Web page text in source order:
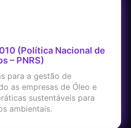
(Política Nacional de
– PNRS)
para a gestão de
as empresas de Óleo e
sustentáveis para
ambientais.